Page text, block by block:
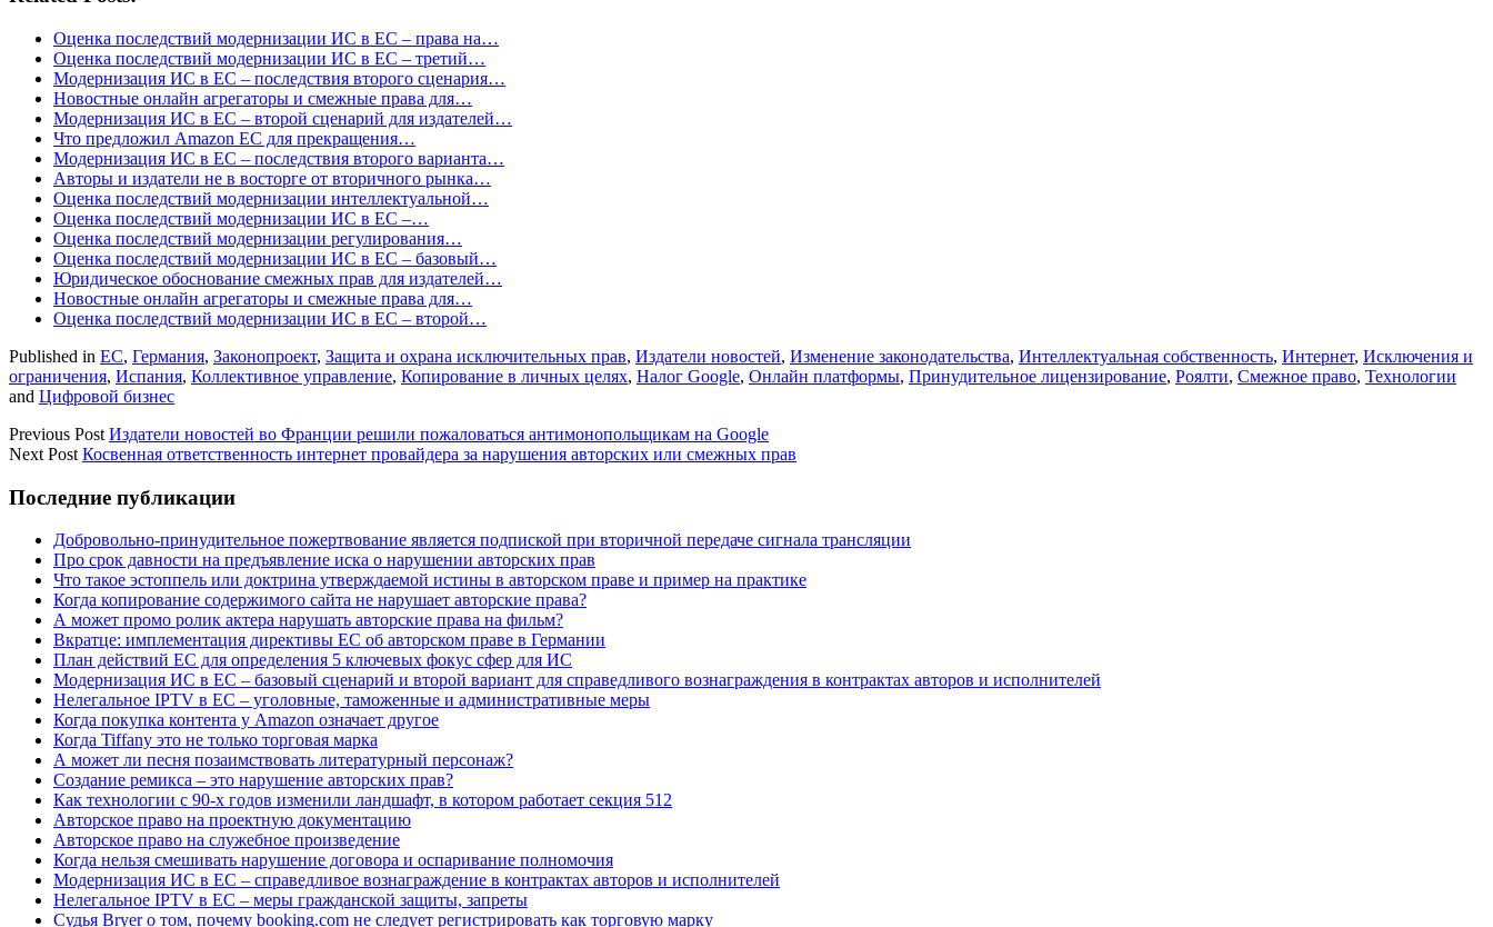
Оценка последствий модернизации ИС в ЕС – права на…
Оценка последствий модернизации ИС в ЕС – третий…
Модернизация ИС в ЕС – последствия второго сценария…
Новостные онлайн агрегаторы и смежные права для…
Модернизация ИС в ЕС – второй сценарий для издателей…
Что предложил Amazon ЕС для прекращения…
Модернизация ИС в ЕС – последствия второго варианта…
Авторы и издатели не в восторге от вторичного рынка…
Оценка последствий модернизации интеллектуальной…
Оценка последствий модернизации ИС в ЕС –…
Оценка последствий модернизации регулирования…
Оценка последствий модернизации ИС в ЕС – базовый…
Юридическое обоснование смежных прав для издателей…
Новостные онлайн агрегаторы и смежные права для…
Оценка последствий модернизации ИС в ЕС – второй…
Published in ЕС, Германия, Законопроект, Защита и охрана исключительных прав, Издатели новостей, Изменение законодательства, Интеллектуальная собственность, Интернет, Исключения и
ограничения, Испания, Коллективное управление, Копирование в личных целях, Налог Google, Онлайн платформы, Принудительное лицензирование, Роялти, Смежное право, Технологии
and Цифровой бизнес
Previous Post Издатели новостей во Франции решили пожаловаться антимонопольщикам на Google
Next Post Косвенная ответственность интернет провайдера за нарушения авторских или смежных прав
Sidebar
Последние публикации
Добровольно-принудительное пожертвование является подпиской при вторичной передаче сигнала трансляции
Про срок давности на предъявление иска о нарушении авторских прав
Что такое эстоппель или доктрина утверждаемой истины в авторском праве и пример на практике
Когда копирование содержимого сайта не нарушает авторские права?
А может промо ролик актера нарушать авторские права на фильм?
Вкратце: имплементация директивы ЕС об авторском праве в Германии
План действий ЕС для определения 5 ключевых фокус сфер для ИС
Модернизация ИС в ЕС – базовый сценарий и второй вариант для справедливого вознаграждения в контрактах авторов и исполнителей
Нелегальное IPTV в ЕС – уголовные, таможенные и административные меры
Когда покупка контента у Amazon означает другое
Когда Tiffany это не только торговая марка
А может ли песня позаимствовать литературный персонаж?
Создание ремикса – это нарушение авторских прав?
Как технологии с 90-х годов изменили ландшафт, в котором работает секция 512
Авторское право на проектную документацию
Авторское право на служебное произведение
Когда нельзя смешивать нарушение договора и оспаривание полномочия
Модернизация ИС в ЕС – справедливое вознаграждение в контрактах авторов и исполнителей
Нелегальное IPTV в ЕС – меры гражданской защиты, запреты
Судья Bryer о том, почему booking.com не следует регистрировать как торговую марку